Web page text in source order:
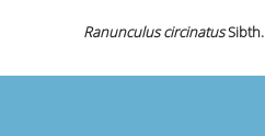
Ranunculus circinatusSibth.